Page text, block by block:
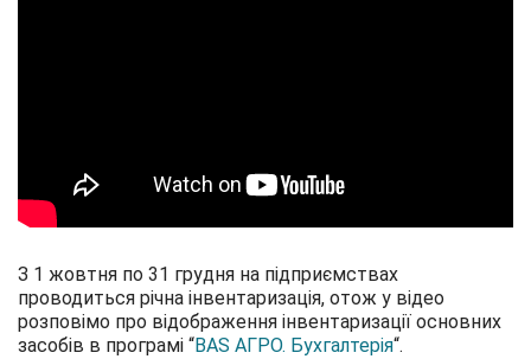
З 1 жовтня по 31 грудня на підприємствах
проводиться річна інвентаризація, отож у відео
розповімо про відображення інвентаризації основних
засобів в програмі “BAS АГРО. Бухгалтерія“.